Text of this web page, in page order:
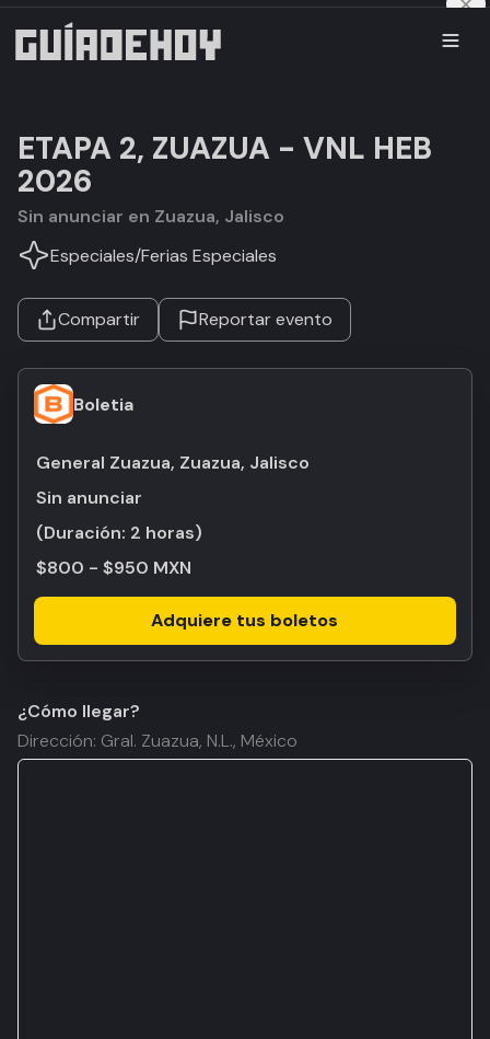
ETAPA 2, ZUAZUA - VNL HEB
2026
Sin anunciar en Zuazua, Jalisco
Especiales/Ferias Especiales
Compartir Reportar evento
Boletia
General Zuazua, Zuazua, Jalisco
Sin anunciar
(Duración: 2 horas)
$800 - $950 MXN
Adquiere tus boletos
¿Cómo llegar?
Dirección: Gral. Zuazua, N.L., México